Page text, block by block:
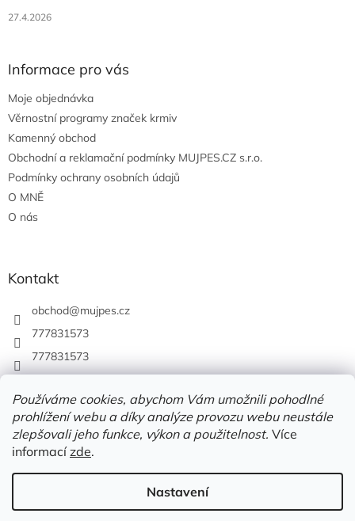
Používáme cookies, abychom Vám umožnili pohodlné
prohlížení webu a díky analýze provozu webu neustále
zlepšovali jeho funkce, výkon a použitelnost. Více
informacízde.
Nastavení
27.4.2026
Informace pro vás
Moje objednávka
Věrnostní programy značek krmiv
Kamenný obchod
Obchodní a reklamační podmínky MUJPES.CZ s.r.o.
Podmínky ochrany osobních údajů
O MNĚ
O nás
Kontakt
obchod@mujpes.cz
777831573
777831573
Vytvořil Shoptet